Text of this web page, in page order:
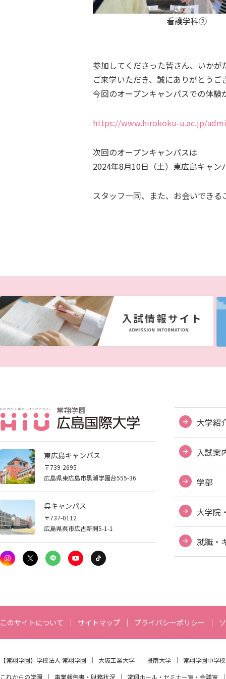
ABOUT HIU
看護学科②
参加してくださった皆さん、いかが
ご来学いただき、誠にありがとうご
今回のオープンキャンパスでの体
https://www.hirokoku-u.ac.jp/
次回のオープンキャンパスは
2024年8月10日（土）東広島キャ
スタッフ一同、また、お会いでき
東広島キャンパス
〒739-2695
広島県東広島市黒瀬学園台555-36
呉キャンパス
〒737-0112
広島県呉市広古新開5-1-1
大学紹
入試案
学部
大学院
就職・
このサイトについて サイトマップ プライバシーポリシー
【常翔学園】 学校法人 常翔学園 大阪工業大学 摂南大学
常翔学園中学
これからの学園
事業報告書・財務状況 常翔ホール・セミナー室・会議室